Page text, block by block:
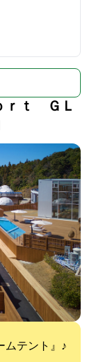
ｒｔ ＧＬ
ムテント』♪